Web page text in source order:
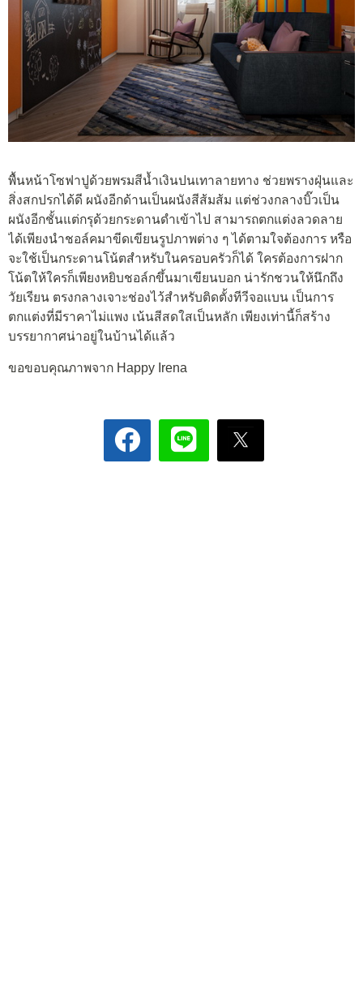
พื้นหน้าโซฟาปูด้วยพรมสีน้ำเงินปนเทาลายทาง ช่วยพรางฝุ่นและ
สิ่งสกปรกได้ดี ผนังอีกด้านเป็นผนังสีส้มส้ม แต่ช่วงกลางบิ๊วเป็น
ผนังอีกชั้นแต่กรุด้วยกระดานดำเข้าไป สามารถตกแต่งลวดลาย
ได้เพียงนำชอล์คมาขีดเขียนรูปภาพต่าง ๆ ได้ตามใจต้องการ หรือ
จะใช้เป็นกระดานโน้ตสำหรับในครอบครัวก็ได้ ใครต้องการฝาก
โน้ตให้ใครก็เพียงหยิบชอล์กขึ้นมาเขียนบอก น่ารักชวนให้นึกถึง
วัยเรียน ตรงกลางเจาะช่องไว้สำหรับติดตั้งทีวีจอแบน เป็นการ
ตกแต่งที่มีราคาไม่แพง เน้นสีสดใสเป็นหลัก เพียงเท่านี้ก็สร้าง
บรรยากาศน่าอยู่ในบ้านได้แล้ว
ขอขอบคุณภาพจาก Happy Irena